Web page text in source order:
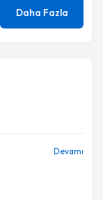
Daha Fazla
Devamı